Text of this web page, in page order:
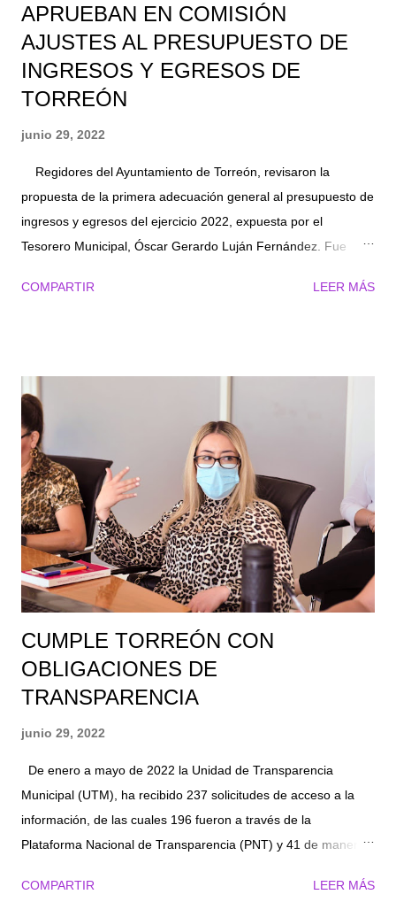
APRUEBAN EN COMISIÓN
AJUSTES AL PRESUPUESTO DE
INGRESOS Y EGRESOS DE
TORREÓN
junio 29, 2022
Regidores del Ayuntamiento de Torreón, revisaron la
propuesta de la primera adecuación general al presupuesto de
ingresos y egresos del ejercicio 2022, expuesta por el
Tesorero Municipal, Óscar Gerardo Luján Fernández. Fue
Hacienda, Patrimonio y Cuenta Pública realizada el día de hoy,
Comisión, Luis Jorge Cuerda Serna, explicó que tales
modificaciones obedecen a que se cuenta con ingresos
extraordinarios con la positiva captación de impuestos propios,
lo que será destinado para su aprovechamiento en los egresos
que tiene la Administración. “Es reflejo de la confianza
ciudadana que se tiene precisamente en el alcalde Román
Alberto Cepeda González y su gobierno. Este ingreso extra se
da entre las aportaciones de ingresos propios y a partir de
apor...
COMPARTIR LEER MÁS
CUMPLE TORREÓN CON
OBLIGACIONES DE
TRANSPARENCIA
junio 29, 2022
De enero a mayo de 2022 la Unidad de Transparencia
Municipal (UTM), ha recibido 237 solicitudes de acceso a la
información, de las cuales 196 fueron a través de la
Plataforma Nacional de Transparencia (PNT) y 41 de manera
que la información pública sea presentada en tiempo y forma
COMPARTIR LEER MÁS